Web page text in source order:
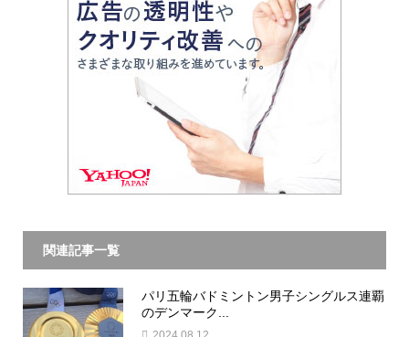
関連記事一覧
パリ五輪バドミントン男子シングルス連覇
のデンマーク...